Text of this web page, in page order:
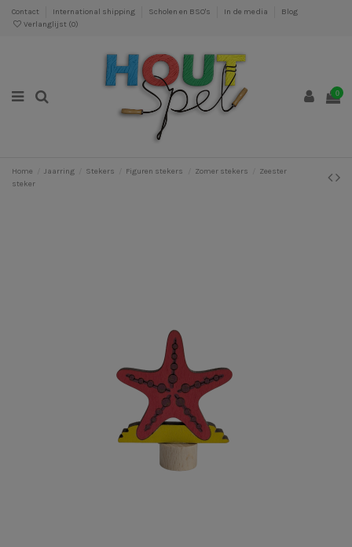
Contact International shipping Scholen en BSO's In de media
Blog
Verlanglijst (0)
0
Home Jaarring Stekers Figuren stekers Zomer stekers
Zeester
steker